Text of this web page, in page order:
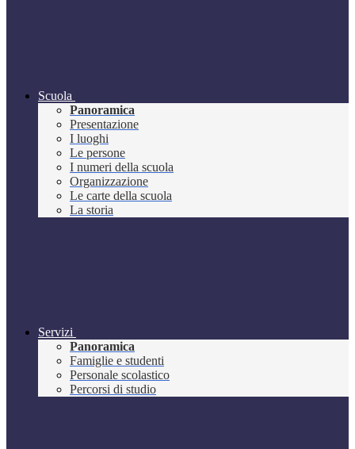
Scuola
Panoramica
Presentazione
I luoghi
Le persone
I numeri della scuola
Organizzazione
Le carte della scuola
La storia
Servizi
Panoramica
Famiglie e studenti
Personale scolastico
Percorsi di studio